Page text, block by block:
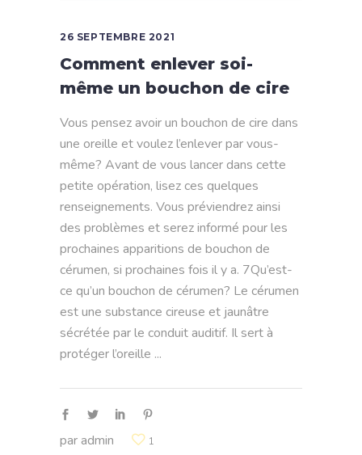
26 SEPTEMBRE 2021
Comment enlever soi-
même un bouchon de cire
Vous pensez avoir un bouchon de cire dans
une oreille et voulez l’enlever par vous-
même? Avant de vous lancer dans cette
petite opération, lisez ces quelques
renseignements. Vous préviendrez ainsi
des problèmes et serez informé pour les
prochaines apparitions de bouchon de
cérumen, si prochaines fois il y a. 7Qu’est-
ce qu’un bouchon de cérumen? Le cérumen
est une substance cireuse et jaunâtre
sécrétée par le conduit auditif. Il sert à
protéger l’oreille
paradmin 1